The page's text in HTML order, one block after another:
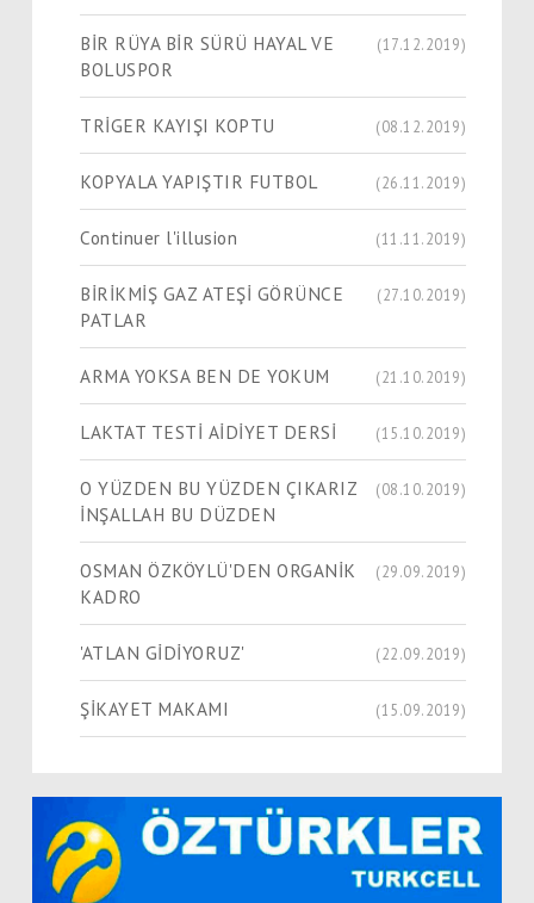
BİR RÜYA BİR SÜRÜ HAYAL VE
BOLUSPOR
(17.12.2019)
TRİGER KAYIŞI KOPTU (08.12.2019)
KOPYALA YAPIŞTIR FUTBOL (26.11.2019)
Continuer l'illusion (11.11.2019)
BİRİKMİŞ GAZ ATEŞİ GÖRÜNCE
PATLAR
(27.10.2019)
ARMA YOKSA BEN DE YOKUM (21.10.2019)
LAKTAT TESTİ AİDİYET DERSİ (15.10.2019)
O YÜZDEN BU YÜZDEN ÇIKARIZ
İNŞALLAH BU DÜZDEN
(08.10.2019)
OSMAN ÖZKÖYLÜ'DEN ORGANİK
KADRO
(29.09.2019)
'ATLAN GİDİYORUZ' (22.09.2019)
ŞİKAYET MAKAMI (15.09.2019)